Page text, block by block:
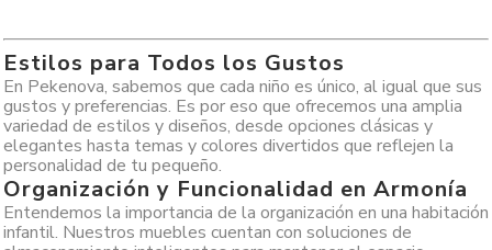
Estilos para Todos los Gustos
En Pekenova, sabemos que cada niño es único, al igual que sus
gustos y preferencias. Es por eso que ofrecemos una amplia
variedad de estilos y diseños, desde opciones clásicas y
elegantes hasta temas y colores divertidos que reflejen la
personalidad de tu pequeño.
Organización y Funcionalidad en Armonía
Entendemos la importancia de la organización en una habitación
infantil. Nuestros muebles cuentan con soluciones de